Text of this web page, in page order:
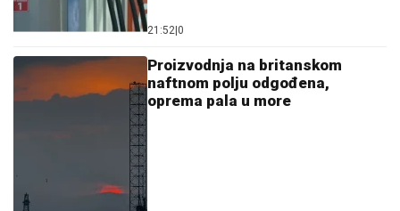
21:52 0
Proizvodnja na britanskom
naftnom polju odgođena,
oprema pala u more